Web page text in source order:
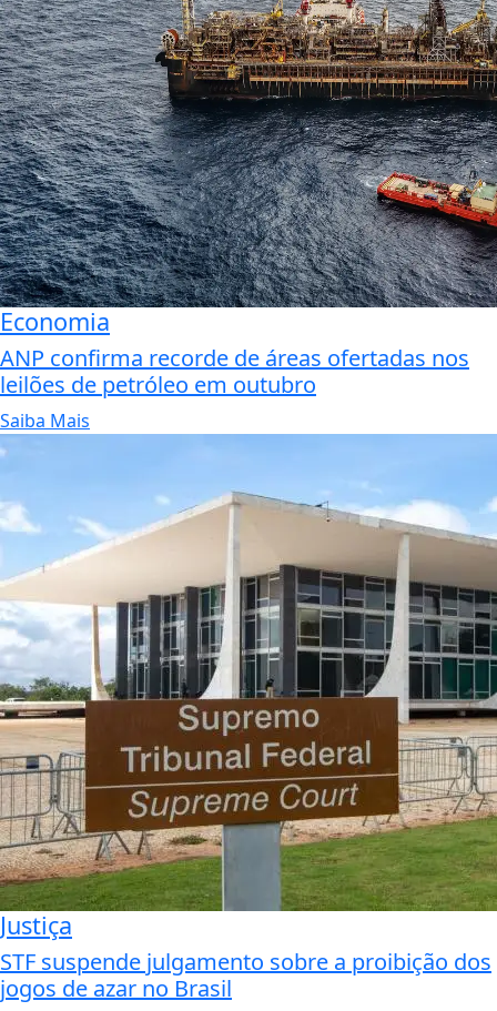
Economia
ANP confirma recorde de áreas ofertadas nos
leilões de petróleo em outubro
Saiba Mais
Justiça
STF suspende julgamento sobre a proibição dos
jogos de azar no Brasil